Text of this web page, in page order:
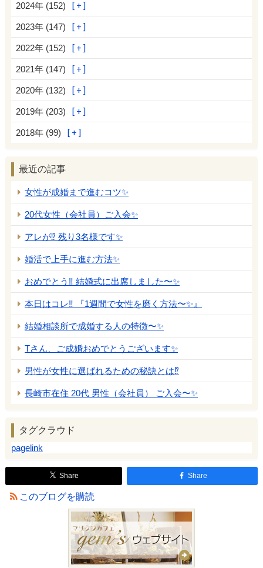
2024年 (152)
2023年 (147)
2022年 (152)
2021年 (147)
2020年 (132)
2019年 (203)
2018年 (99)
最近の記事
女性が成婚まで進むコツ✨
20代女性（会社員）ご入会✨
アレが⁉️ 残り3名様です✨
婚活で上手に進む方法✨
おめでとう‼️ 結婚式に出席しました〜✨
本日はコレ‼️ 『1週間で女性を磨く方法〜✨』
結婚相談所で成婚する人の特徴〜✨
Tさん、ご成婚おめでとうございます✨
男性が女性に選ばれるための秘訣とは⁉️
長崎市在住 20代 男性（会社員） ご入会〜✨
タグクラウド
pagelink
Share Share
このブログを購読